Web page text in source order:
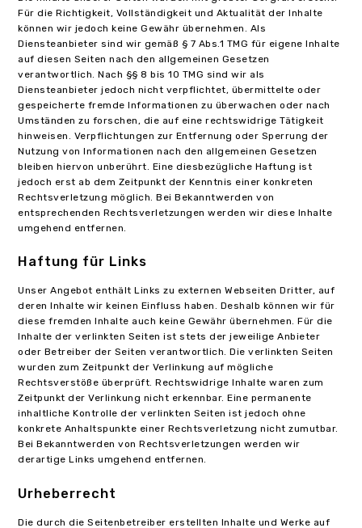
Für die Richtigkeit, Vollständigkeit und Aktualität der Inhalte
können wir jedoch keine Gewähr übernehmen. Als
Diensteanbieter sind wir gemäß § 7 Abs.1 TMG für eigene Inhalte
auf diesen Seiten nach den allgemeinen Gesetzen
verantwortlich. Nach §§ 8 bis 10 TMG sind wir als
Diensteanbieter jedoch nicht verpflichtet, übermittelte oder
gespeicherte fremde Informationen zu überwachen oder nach
Umständen zu forschen, die auf eine rechtswidrige Tätigkeit
hinweisen. Verpflichtungen zur Entfernung oder Sperrung der
Nutzung von Informationen nach den allgemeinen Gesetzen
bleiben hiervon unberührt. Eine diesbezügliche Haftung ist
jedoch erst ab dem Zeitpunkt der Kenntnis einer konkreten
Rechtsverletzung möglich. Bei Bekanntwerden von
entsprechenden Rechtsverletzungen werden wir diese Inhalte
umgehend entfernen.
Haftung für Links
Unser Angebot enthält Links zu externen Webseiten Dritter, auf
deren Inhalte wir keinen Einfluss haben. Deshalb können wir für
diese fremden Inhalte auch keine Gewähr übernehmen. Für die
Inhalte der verlinkten Seiten ist stets der jeweilige Anbieter
oder Betreiber der Seiten verantwortlich. Die verlinkten Seiten
wurden zum Zeitpunkt der Verlinkung auf mögliche
Rechtsverstöße überprüft. Rechtswidrige Inhalte waren zum
Zeitpunkt der Verlinkung nicht erkennbar. Eine permanente
inhaltliche Kontrolle der verlinkten Seiten ist jedoch ohne
konkrete Anhaltspunkte einer Rechtsverletzung nicht zumutbar.
Bei Bekanntwerden von Rechtsverletzungen werden wir
derartige Links umgehend entfernen.
Urheberrecht
Die durch die Seitenbetreiber erstellten Inhalte und Werke auf